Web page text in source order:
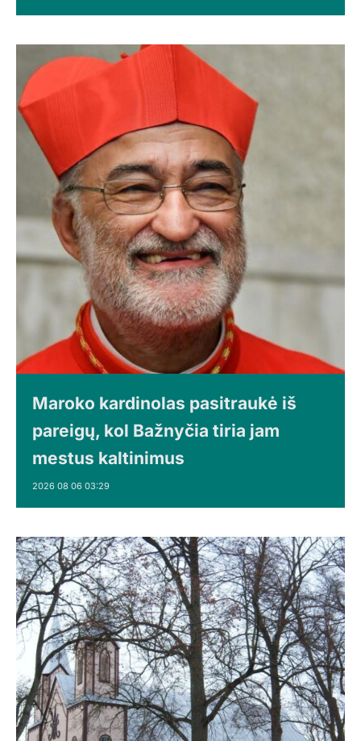
Maroko kardinolas pasitraukė iš
pareigų, kol Bažnyčia tiria jam
mestus kaltinimus
2026 08 06 03:29